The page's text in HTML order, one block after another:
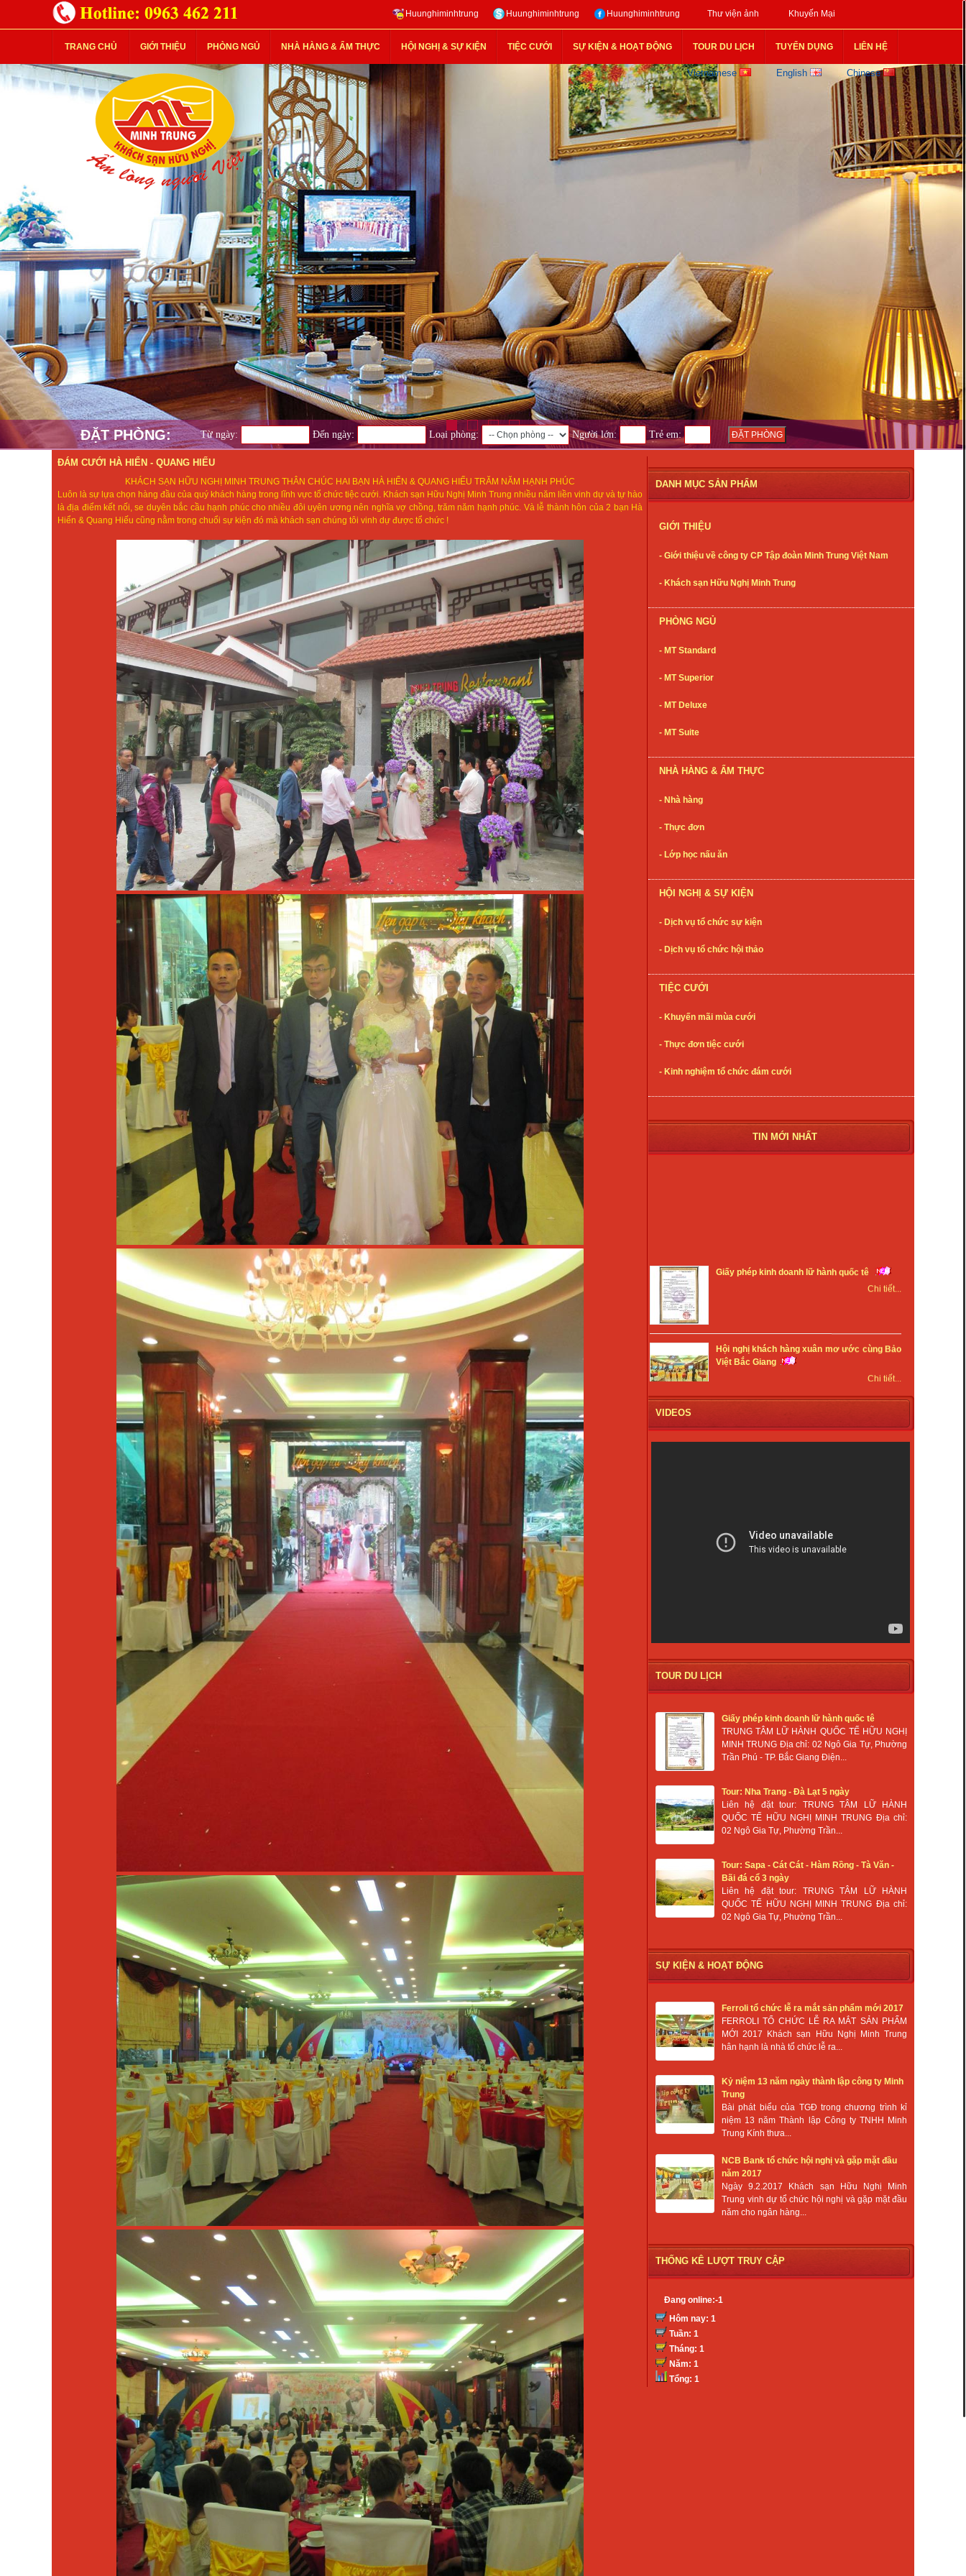
Thư viện ảnh Khuyến Mại
Huunghiminhtrung Huunghiminhtrung Huunghiminhtrung
TRANG CHỦ GIỚI THIỆU PHÒNG NGỦ NHÀ HÀNG & ẨM THỰC HỘI NGHỊ & SỰ KIỆN TIỆC CƯỚI SỰ KIỆN & HOẠT ĐỘNG TOUR DU LỊCH TUYỂN DỤNG LIÊN HỆ
Vietnamese English Chinese
ĐẶT PHÒNG: Từ ngày: Đến ngày: Loại phòng: Người lớn: Trẻ em:
DANH MỤC SẢN PHẨM
GIỚI THIỆU
- Giới thiệu về công ty CP Tập đoàn Minh Trung Việt Nam
- Khách sạn Hữu Nghị Minh Trung
PHÒNG NGỦ
- MT Standard
- MT Superior
- MT Deluxe
- MT Suite
NHÀ HÀNG & ẨM THỰC
- Nhà hàng
- Thực đơn
- Lớp học nấu ăn
HỘI NGHỊ & SỰ KIỆN
- Dịch vụ tổ chức sự kiện
- Dịch vụ tổ chức hội thảo
TIỆC CƯỚI
- Khuyến mãi mùa cưới
- Thực đơn tiệc cưới
- Kinh nghiệm tổ chức đám cưới
TIN MỚI NHẤT
Chi tiết...
Chi tiết...
Khuyến mại mùa cưới
VIDEOS
TOUR DU LỊCH
Giấy phép kinh doanh lữ hành quốc tê
TRUNG TÂM LỮ HÀNH QUỐC TẾ HỮU NGHỊ
MINH TRUNG Địa chỉ: 02 Ngô Gia Tự, Phường
Trần Phú - TP. Bắc Giang Điện...
Tour: Nha Trang - Đà Lạt 5 ngày
Liên hệ đặt tour: TRUNG TÂM LỮ HÀNH
QUỐC TẾ HỮU NGHỊ MINH TRUNG Địa chỉ:
02 Ngô Gia Tự, Phường Trần...
Tour: Sapa - Cát Cát - Hàm Rồng - Tà Văn -
Bãi đá cổ 3 ngày
Liên hệ đặt tour: TRUNG TÂM LỮ HÀNH
QUỐC TẾ HỮU NGHỊ MINH TRUNG Địa chỉ:
02 Ngô Gia Tự, Phường Trần...
SỰ KIỆN & HOẠT ĐỘNG
Ferroli tổ chức lễ ra mắt sản phẩm mới 2017
FERROLI TỔ CHỨC LỄ RA MẮT SẢN PHẨM
MỚI 2017 Khách sạn Hữu Nghị Minh Trung
hân hạnh là nhà tổ chức lễ ra...
Kỷ niệm 13 năm ngày thành lập công ty Minh
Trung
Bài phát biểu của TGĐ trong chương trình kỉ
niệm 13 năm Thành lập Công ty TNHH Minh
Trung Kính thưa...
NCB Bank tổ chức hội nghị và gặp mặt đầu
năm 2017
Ngày 9.2.2017 Khách sạn Hữu Nghị Minh
Trung vinh dự tổ chức hội nghị và gặp mặt đầu
năm cho ngân hàng...
THỐNG KÊ LƯỢT TRUY CẬP
Đang online:-1
Hôm nay: 1
Tuần: 1
Tháng: 1
Năm: 1
Tổng: 1
ĐÁM CƯỚI HÀ HIỂN - QUANG HIẾU
KHÁCH SẠN HỮU NGHỊ MINH TRUNG THÂN CHÚC HAI BẠN HÀ HIỂN & QUANG HIẾU TRĂM NĂM HẠNH PHÚC
Luôn là sự lựa chọn hàng đầu của quý khách hàng trong lĩnh vực tổ chức tiệc cưới. Khách sạn Hữu Nghị Minh Trung nhiều năm liền vinh dự và tự hào
là địa điểm kết nối, se duyên bắc cầu hạnh phúc cho nhiều đôi uyên ương nên nghĩa vợ chồng, trăm năm hạnh phúc. Và lễ thành hôn của 2 bạn Hà
Hiển & Quang Hiếu cũng nằm trong chuổi sự kiện đó mà khách sạn chúng tôi vinh dự được tổ chức !